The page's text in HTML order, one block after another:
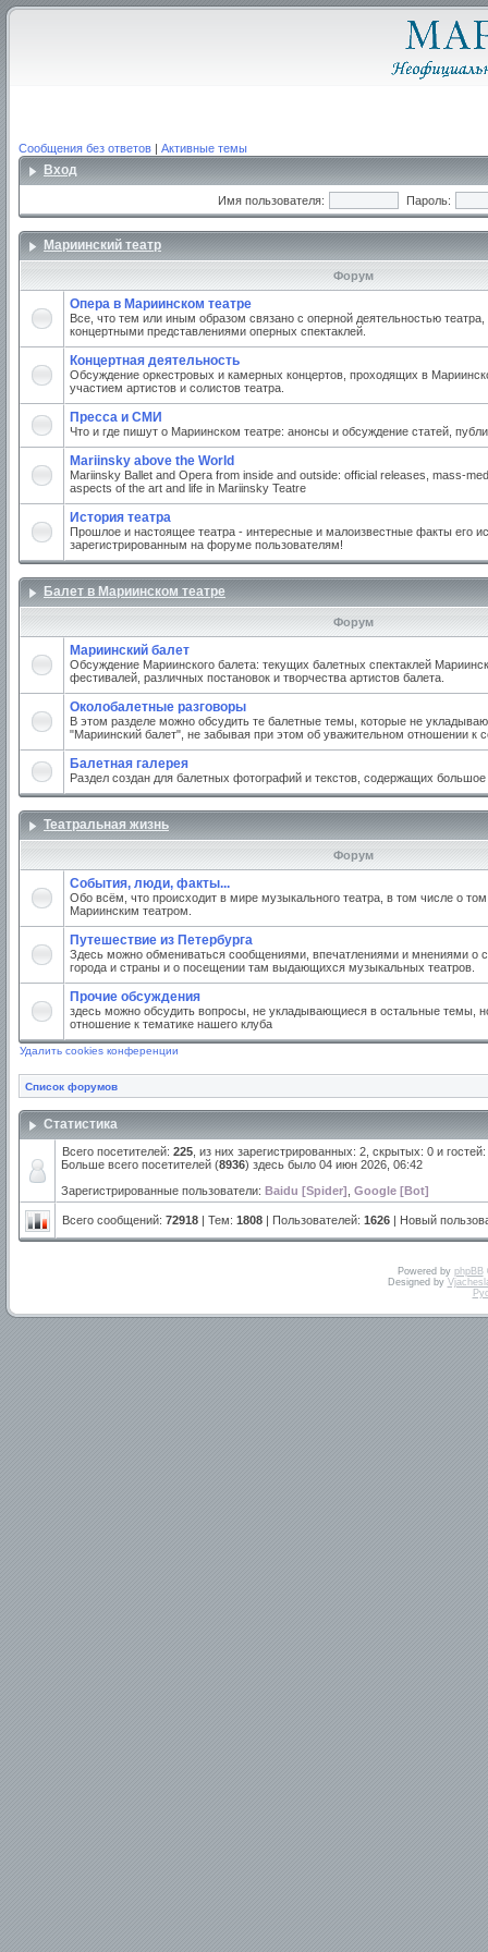
Сообщения без ответов | Активные темы
Вход
Имя пользователя: Пароль:
Мариинский театр
Форум
Опера в Мариинском театре
Все, что тем или иным образом связано с оперной деятельностью
концертными представлениями оперных спектаклей.
Концертная деятельность
Обсуждение оркестровых и камерных концертов, проходящих в
участием артистов и солистов театра.
Пресса и СМИ
Что и где пишут о Мариинском театре: анонсы и обсуждение статей,
Mariinsky above the World
Mariinsky Ballet and Opera from inside and outside: official releases, mass-
aspects of the art and life in Mariinsky Teatre
История театра
Прошлое и настоящее театра - интересные и малоизвестные факты его
зарегистрированным на форуме пользователям!
Балет в Мариинском театре
Форум
Мариинский балет
Обсуждение Мариинского балета: текущих балетных спектаклей
фестивалей, различных постановок и творчества артистов балета.
Околобалетные разговоры
В этом разделе можно обсудить те балетные темы, которые не
"Мариинский балет", не забывая при этом об уважительном отношении к
Балетная галерея
Раздел создан для балетных фотографий и текстов, содержащих
Театральная жизнь
Форум
События, люди, факты...
Обо всём, что происходит в мире музыкального театра, в том числе о
Мариинским театром.
Путешествие из Петербурга
Здесь можно обмениваться сообщениями, впечатлениями и мнениями о
города и страны и о посещении там выдающихся музыкальных театров.
Прочие обсуждения
здесь можно обсудить вопросы, не укладывающиеся в остальные темы,
отношение к тематике нашего клуба
Удалить cookies конференции
Список форумов
Статистика
Всего посетителей: 225 , из них зарегистрированных: 2, скрытых: 0 и
Больше всего посетителей (8936) здесь было 04 июн 2026, 06:42
Зарегистрированные пользователи: Baidu [Spider] Google [Bot]
Всего сообщений: 72918 | Тем: 1808 | Пользователей: 1626 | Новый
Powered by phpBB
Designed by